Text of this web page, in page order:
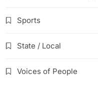
Sports
State / Local
Voices of People